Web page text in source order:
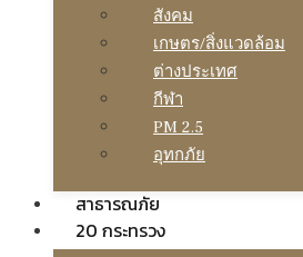
สังคม
เกษตร/สิ่งแวดล้อม
ต่างประเทศ
กีฬา
PM 2.5
อุทกภัย
สาธารณภัย
20 กระทรวง